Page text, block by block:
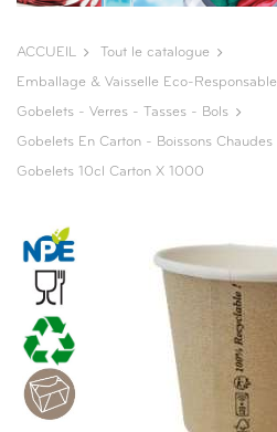
ACCUEIL Tout le catalogue
Emballage & Vaisselle Eco-Responsable
Gobelets - Verres - Tasses - Bols
Gobelets En Carton - Boissons Chaudes
Gobelets 10cl Carton X 1000